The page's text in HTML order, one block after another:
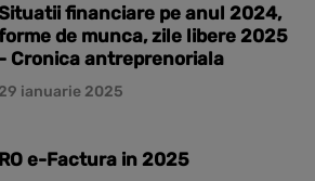
financiare pe anul 2024,
de munca, zile libere 2025
- Cronica antreprenoriala
29 ianuarie 2025
RO e-Factura in 2025